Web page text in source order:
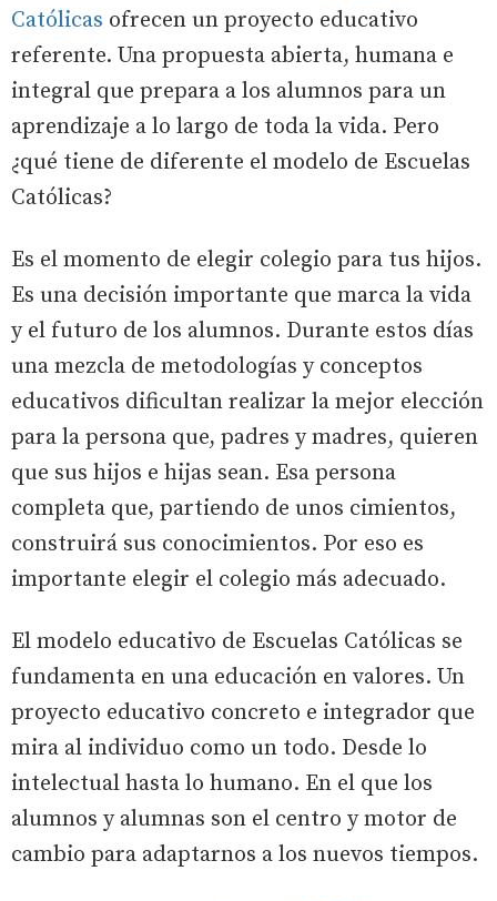
Católicas ofrecen un proyecto educativo
referente. Una propuesta abierta, humana e
integral que prepara a los alumnos para un
aprendizaje a lo largo de toda la vida. Pero
¿qué tiene de diferente el modelo de Escuelas
Católicas?
Es el momento de elegir colegio para tus hijos.
Es una decisión importante que marca la vida
y el futuro de los alumnos. Durante estos días
una mezcla de metodologías y conceptos
educativos dificultan realizar la mejor elección
para la persona que, padres y madres, quieren
que sus hijos e hijas sean. Esa persona
completa que, partiendo de unos cimientos,
construirá sus conocimientos. Por eso es
importante elegir el colegio más adecuado.
El modelo educativo de Escuelas Católicas se
fundamenta en una educación en valores. Un
proyecto educativo concreto e integrador que
mira al individuo como un todo. Desde lo
intelectual hasta lo humano. En el que los
alumnos y alumnas son el centro y motor de
cambio para adaptarnos a los nuevos tiempos.